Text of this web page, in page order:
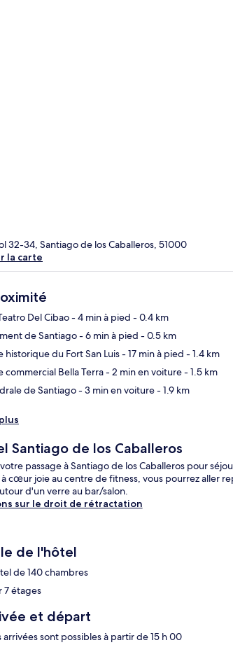
32-34, Santiago de los Caballeros, 51000
la carte
Del Cibao- 4 min à pied - 0.4 km
de Santiago- 6 min à pied - 0.5 km
historique du Fort San Luis- 17 min à pied - 1.4 km
commercial Bella Terra- 2 min en voiture- 1.5 km
de Santiago- 3 min en voiture- 1.9 km
Santiago de los Caballeros
passage à Santiago de los Caballeros pour
cœur joie au centre de fitness, vous pourrez aller
d'un verre au bar/salon.
sur le droit de rétractation
de l'hôtel
de 140 chambres
7 étages
et départ
arrivées sont possibles à partir de 15 h 00